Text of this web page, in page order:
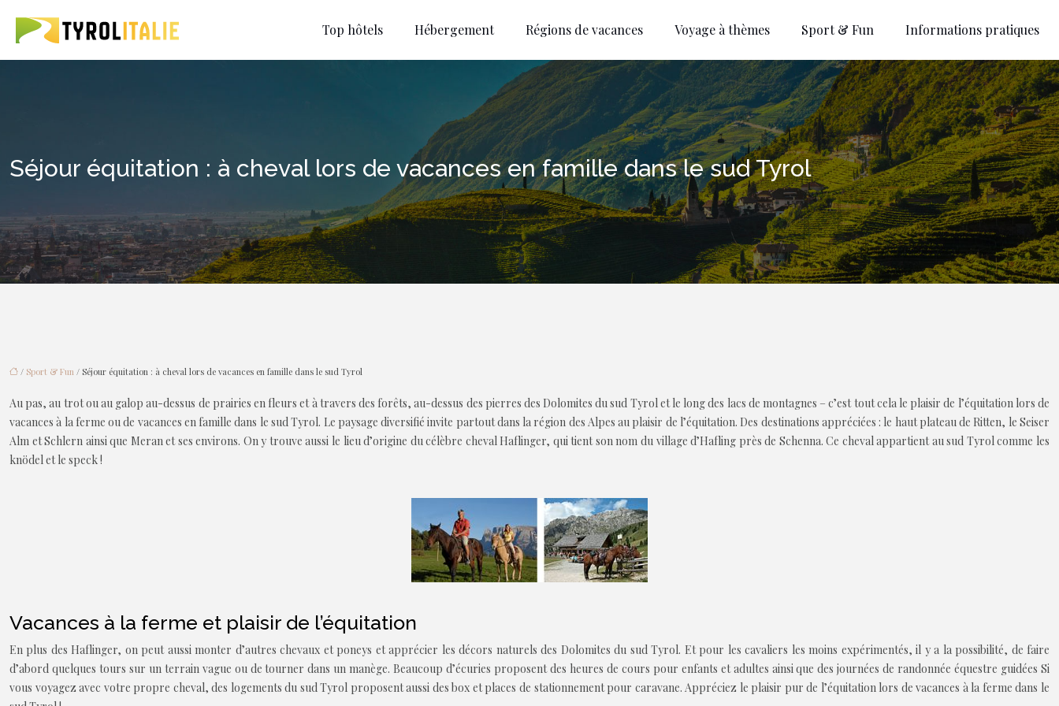
Top hôtels Hébergement Régions de vacances Voyage à thèmes Sport & Fun Informations pratiques
Séjour équitation : à cheval lors de vacances en famille dans le sud Tyrol
/ Sport & Fun / Séjour équitation : à cheval lors de vacances en famille dans le sud Tyrol
Au pas, au trot ou au galop au-dessus de prairies en fleurs et à travers des forêts, au-dessus des pierres des Dolomites du sud Tyrol et le long des lacs de montagnes – c’est tout cela le plaisir de l’équitation lors de
vacances à la ferme ou de vacances en famille dans le sud Tyrol. Le paysage diversifié invite partout dans la région des Alpes au plaisir de l’équitation. Des destinations appréciées : le haut plateau de Ritten, le Seiser
Alm et Schlern ainsi que Meran et ses environs. On y trouve aussi le lieu d’origine du célèbre cheval Haflinger, qui tient son nom du village d’Hafling près de Schenna. Ce cheval appartient au sud Tyrol comme les
knödel et le speck !
Vacances à la ferme et plaisir de l’équitation
En plus des Haflinger, on peut aussi monter d’autres chevaux et poneys et apprécier les décors naturels des Dolomites du sud Tyrol. Et pour les cavaliers les moins expérimentés, il y a la possibilité, de faire
d’abord quelques tours sur un terrain vague ou de tourner dans un manège. Beaucoup d’écuries proposent des heures de cours pour enfants et adultes ainsi que des journées de randonnée équestre guidées Si
vous voyagez avec votre propre cheval, des logements du sud Tyrol proposent aussi des box et places de stationnement pour caravane. Appréciez le plaisir pur de l’équitation lors de vacances à la ferme dans le